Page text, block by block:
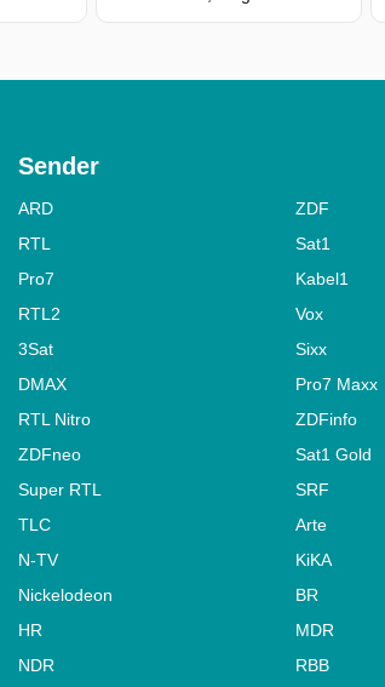
Sender
ARD
ZDF
RTL
Sat1
Pro7
Kabel1
RTL2
Vox
3Sat
Sixx
DMAX
Pro7 Maxx
RTL Nitro
ZDFinfo
ZDFneo
Sat1 Gold
Super RTL
SRF
TLC
Arte
N-TV
KiKA
Nickelodeon
BR
HR
MDR
NDR
RBB